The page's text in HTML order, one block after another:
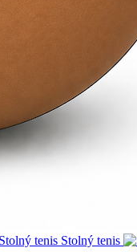
Stolný tenis